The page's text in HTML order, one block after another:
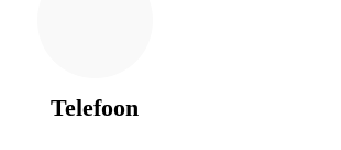
Telefoon